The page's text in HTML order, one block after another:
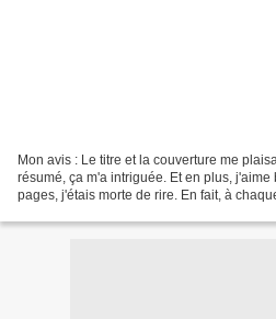
Mon avis : Le titre et la couverture me
résumé, ça m'a intriguée. Et en plus,
pages, j'étais morte de rire. En fait, à